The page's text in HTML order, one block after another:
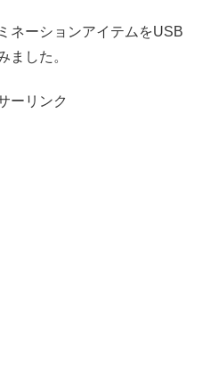
ネーションアイテムをUSB
ました。
ーリンク